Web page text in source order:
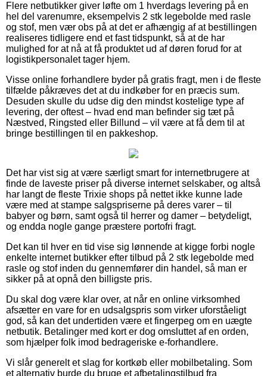
Flere netbutikker giver løfte om 1 hverdags levering på en
hel del varenumre, eksempelvis 2 stk legebolde med rasle
og stof, men vær obs på at det er afhængig af at bestillingen
realiseres tidligere end et fast tidspunkt, så at de har
mulighed for at nå at få produktet ud af døren forud for at
logistikpersonalet tager hjem.
Visse online forhandlere byder på gratis fragt, men i de fleste
tilfælde påkræves det at du indkøber for en præcis sum.
Desuden skulle du udse dig den mindst kostelige type af
levering, der oftest – hvad end man befinder sig tæt på
Næstved, Ringsted eller Billund – vil være at få dem til at
bringe bestillingen til en pakkeshop.
Det har vist sig at være særligt smart for internetbrugere at
finde de laveste priser på diverse internet selskaber, og altså
har langt de fleste Trixie shops på nettet ikke kunne lade
være med at stampe salgspriserne på deres varer – til
babyer og børn, samt også til herrer og damer – betydeligt,
og endda nogle gange præstere portofri fragt.
Det kan til hver en tid vise sig lønnende at kigge forbi nogle
enkelte internet butikker efter tilbud på 2 stk legebolde med
rasle og stof inden du gennemfører din handel, så man er
sikker på at opnå den billigste pris.
Du skal dog være klar over, at når en online virksomhed
afsætter en vare for en udsalgspris som virker uforståeligt
god, så kan det undertiden være et fingerpeg om en uægte
netbutik. Betalinger med kort er dog omsluttet af en orden,
som hjælper folk imod bedrageriske e-forhandlere.
Vi slår generelt et slag for kortkøb eller mobilbetaling. Som
et alternativ burde du bruge et afbetalingstilbud fra